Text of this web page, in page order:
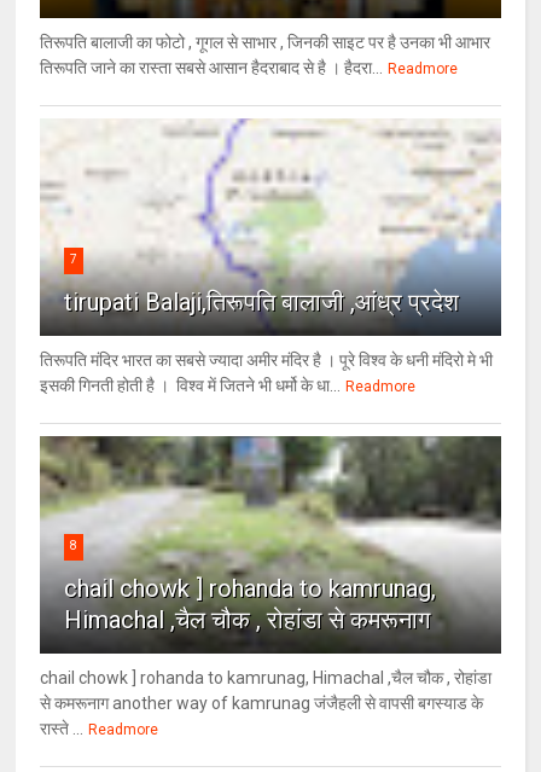
तिरूपति बालाजी का फोटो , गूगल से साभार , ​जिनकी साइट पर है उनका भी आभार
तिरूपति जाने का रास्ता सबसे आसान हैदराबाद से है । हैदरा...
Readmore
7
tirupati Balaji,तिरूपति बालाजी ,आंध्र प्रदेश
तिरूपति मंदिर भारत का सबसे ज्यादा अमीर मंदिर है । पूरे विश्व के धनी मंदिरो मे भी
इसकी गिनती होती है । विश्व में जितने भी धर्मो के धा...
Readmore
8
chail chowk ] rohanda to kamrunag,
Himachal ,चैल चौक , रोहांडा से कमरूनाग
chail chowk ] rohanda to kamrunag, Himachal ,चैल चौक , रोहांडा
से कमरूनाग another way of kamrunag जंजैहली से वापसी बगस्याड के
रास्ते ...
Readmore